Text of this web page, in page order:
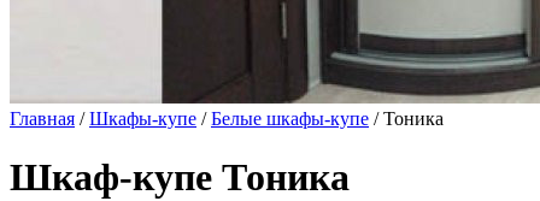
Главная /Шкафы-купе /Белые шкафы-купе / Тоника
Шкаф-купе Тоника